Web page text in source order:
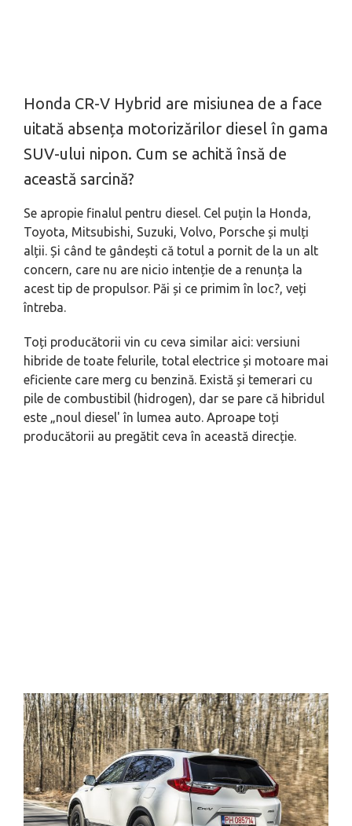
Honda CR-V Hybrid are misiunea de a face
uitată absența motorizărilor diesel în gama
SUV-ului nipon. Cum se achită însă de
această sarcină?
Se apropie finalul pentru diesel. Cel puțin la Honda,
Toyota, Mitsubishi, Suzuki, Volvo, Porsche și mulți
alții. Și când te gândești că totul a pornit de la un alt
concern, care nu are nicio intenție de a renunța la
acest tip de propulsor. Păi și ce primim în loc?, veți
întreba.
Toți producătorii vin cu ceva similar aici: versiuni
hibride de toate felurile, total electrice și motoare mai
eficiente care merg cu benzină. Există și temerari cu
pile de combustibil (hidrogen), dar se pare că hibridul
este „noul diesel' în lumea auto. Aproape toți
producătorii au pregătit ceva în această direcție.